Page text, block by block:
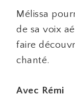
Mélissa
de sa voix
faire
chanté.
Avec Rémi